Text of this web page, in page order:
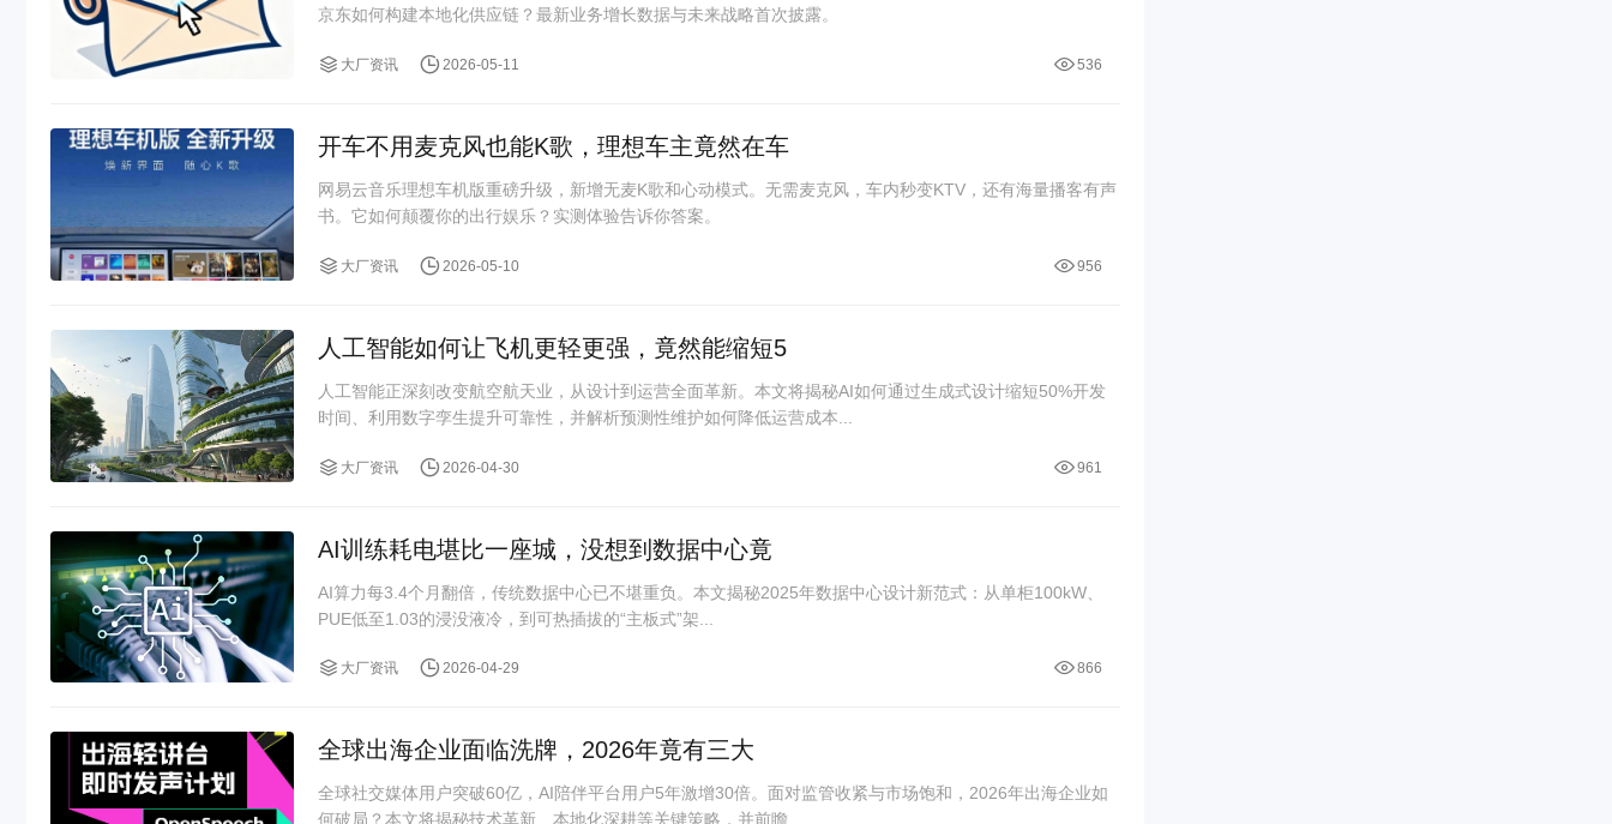
京东如何构建本地化供应链？最新业务增长数据与未来战略首次披露。
大厂资讯 2026-05-11 536
开车不用麦克风也能K歌，理想车主竟然在车
网易云音乐理想车机版重磅升级，新增无麦K歌和心动模式。无需麦克风，车内秒变KTV，还有海量播客有声
书。它如何颠覆你的出行娱乐？实测体验告诉你答案。
大厂资讯 2026-05-10 956
人工智能如何让飞机更轻更强，竟然能缩短5
人工智能正深刻改变航空航天业，从设计到运营全面革新。本文将揭秘AI如何通过生成式设计缩短50%开发
时间、利用数字孪生提升可靠性，并解析预测性维护如何降低运营成本...
大厂资讯 2026-04-30 961
AI训练耗电堪比一座城，没想到数据中心竟
AI算力每3.4个月翻倍，传统数据中心已不堪重负。本文揭秘2025年数据中心设计新范式：从单柜100kW、
PUE低至1.03的浸没液冷，到可热插拔的“主板式”架...
大厂资讯 2026-04-29 866
全球出海企业面临洗牌，2026年竟有三大
全球社交媒体用户突破60亿，AI陪伴平台用户5年激增30倍。面对监管收紧与市场饱和，2026年出海企业如
何破局？本文将揭秘技术革新、本地化深耕等关键策略，并前瞻...